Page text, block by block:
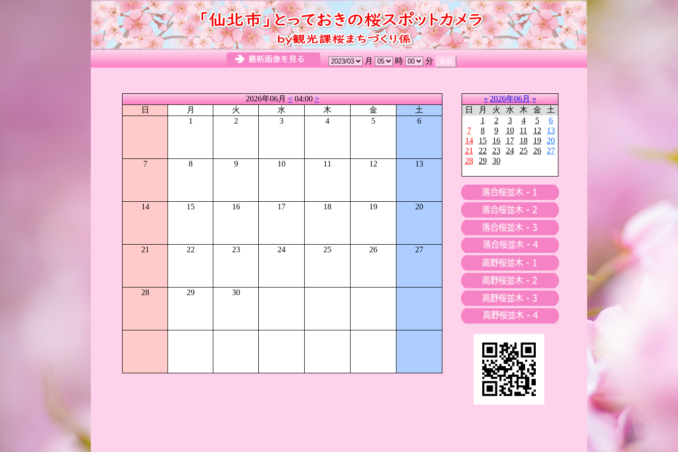
月 時 分
2026年06月<04:00>
日
月 火 水 木 金
土
1
2 3 4 5 6
7 8 9 10 11 12 13
14 15 16 17 18 19 20
21 22 23 24 25 26 27
28 29 30
« 2026年06月 »
日
月 火 水 木 金
土
1
2 3 4 5
6
7
8 9 10 11 12
13
14
15 16 17 18 19
20
21
22 23 24 25 26
27
28
29 30